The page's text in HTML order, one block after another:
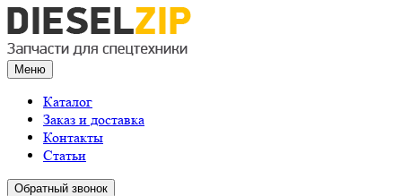
Меню
Каталог
Заказ и доставка
Контакты
Статьи
Обратный звонок